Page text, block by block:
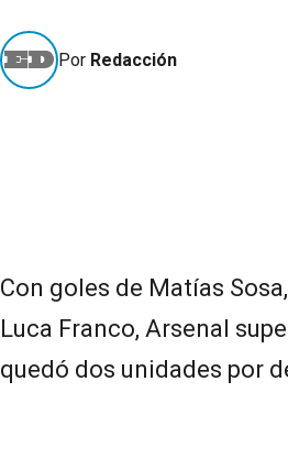
Por Redacción
Con goles de Matías
Luca Franco, Arsenal
quedó dos unidades por